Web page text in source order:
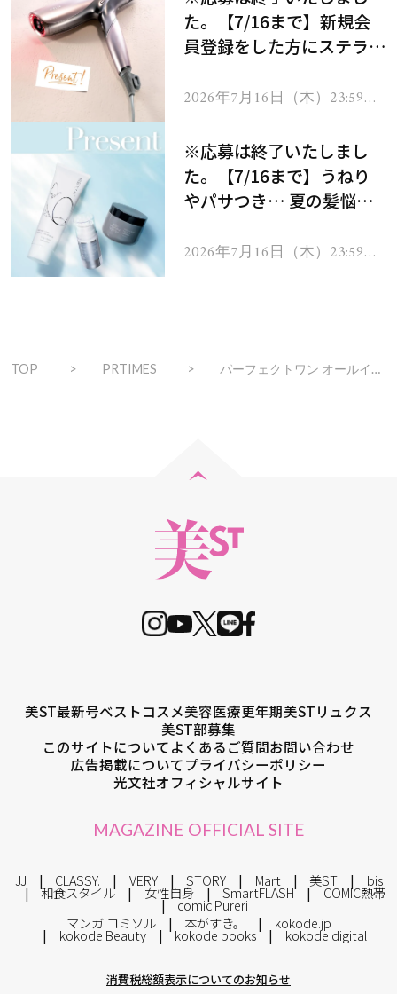
た。【7/16まで】新規会
員登録をした方にステラボ
ヘアドライヤー ジュエル
2026年7月16日（木）23:59ま
※応募は終了いたしまし
た。【7/16まで】うねり
やパサつき… 夏の髪悩み
ムを13名様にプレゼン
2026年7月16日（木）23:59ま
TOP PRTIMES パーフェクトワン オールインワン美容液ジェルシリーズ累計販売実績7,500万個(※1)を突破
美ST最新号ベストコスメ美容医療更年期美STリュクス
美ST部募集
このサイトについてよくあるご質問お問い合わせ
広告掲載についてプライバシーポリシー
光文社オフィシャルサイト
MAGAZINE OFFICIAL SITE
JJ CLASSY. VERY STORY Mart 美ST bis
和食スタイル 女性自身 SmartFLASH COMIC熱帯
comic Pureri
マンガ コミソル
本がすき。 kokode.jp
kokode Beauty kokode books kokode digital
消費税総額表示についてのお知らせ